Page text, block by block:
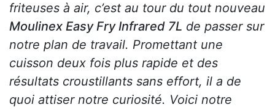
friteuses à air, c’est au tour du tout nouveau
Moulinex Easy Fry Infrared 7L de passer sur
notre plan de travail. Promettant une
cuisson deux fois plus rapide et des
résultats croustillants sans effort, il a de
quoi attiser notre curiosité. Voici notre